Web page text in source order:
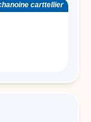
carttellier